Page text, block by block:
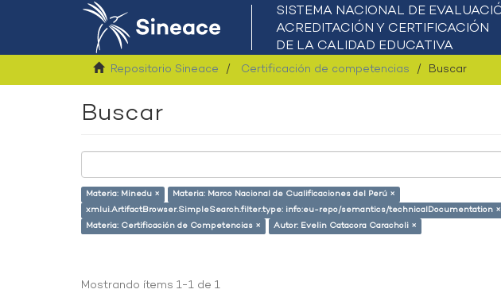
Repositorio Sineace Certificación de competencias Buscar
Buscar
Materia: Minedu ×
Materia: Marco Nacional de Cualificaciones del Perú ×
xmlui.ArtifactBrowser.SimpleSearch.filter.type: info:eu-repo/semantics/technicalDocumentation ×
Materia: Certificación de Competencias ×
Autor: Evelin Catacora Caracholi ×
Mostrando ítems 1-1 de 1